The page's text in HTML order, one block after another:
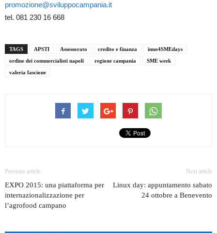
promozione@sviluppocampania.it
tel. 081 230 16 668
TAGS APSTI Assessorato credito e finanza
inno4SMEdays
ordine dei commercialisti napoli
regione campania
SME week
valeria fascione
Previous article
EXPO 2015: una piattaforma per
internazionalizzazione per
l’agrofood campano
Next article
Linux day: appuntamento sabato
24 ottobre a Benevento